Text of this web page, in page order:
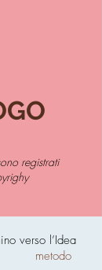
registrati
verso l’Idea
metodo